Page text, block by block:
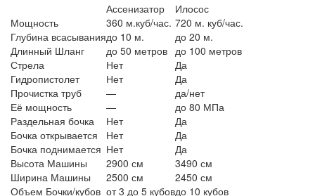
Ассенизатор
Илосос
Мощность
360 м.куб/час. 720 м. куб/час.
Глубина всасываниядо 10 м.
до 20 м.
Длинный Шланг
до 50 метров до 100 метров
Стрела
Нет
Да
Гидропистолет
Нет
Да
Прочистка труб
—
да/нет
Её мощность
—
до 80 МПа
Раздельная бочка
Нет
Да
Бочка открывается
Нет
Да
Бочка поднимается Нет
Да
Высота Машины
2900 см
3490 см
Ширина Машины
2500 см
2450 см
Объем Бочки/кубов от 3 до 5 кубовдо 10 кубов